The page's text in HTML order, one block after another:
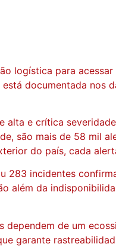
logística para
documentada nos
e crítica
são mais de 58 mil
do país, cada
incidentes
da
de um
garante